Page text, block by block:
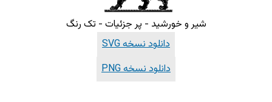
شیر و خورشید - پر جزئیات - تک رنگ
دانلود نسخه SVG
دانلود نسخه PNG